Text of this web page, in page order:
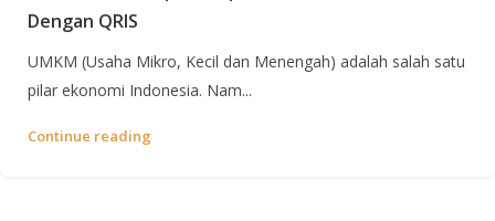
Dengan QRIS
UMKM (Usaha Mikro, Kecil dan Menengah) adalah salah satu
pilar ekonomi Indonesia. Nam...
Continue reading